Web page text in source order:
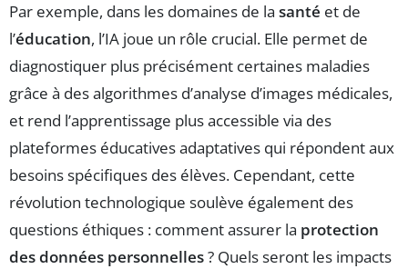
Par exemple, dans les domaines de la santé et de
l’éducation, l’IA joue un rôle crucial. Elle permet de
diagnostiquer plus précisément certaines maladies
grâce à des algorithmes d’analyse d’images médicales,
et rend l’apprentissage plus accessible via des
plateformes éducatives adaptatives qui répondent aux
besoins spécifiques des élèves. Cependant, cette
révolution technologique soulève également des
questions éthiques : comment assurer la protection
des données personnelles? Quels seront les impacts